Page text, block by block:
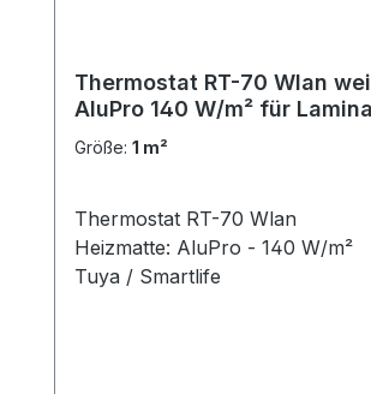
Thermostat RT-70 Wlan
AluPro 140 W/m² für
Klickvinyl
Größe: 1 m²
Thermostat RT-70 Wlan
Heizmatte: AluPro - 140 W/m²
Tuya / Smartlife